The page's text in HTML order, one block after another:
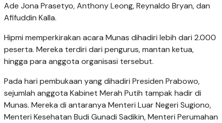
Ade Jona Prasetyo, Anthony Leong, Reynaldo Bryan, dan
Afifuddin Kalla.
Hipmi memperkirakan acara Munas dihadiri lebih dari 2.000
peserta. Mereka terdiri dari pengurus, mantan ketua,
hingga para anggota organisasi tersebut.
Pada hari pembukaan yang dihadiri Presiden Prabowo,
sejumlah anggota Kabinet Merah Putih tampak hadir di
Munas. Mereka di antaranya Menteri Luar Negeri Sugiono,
Menteri Kesehatan Budi Gunadi Sadikin, Menteri Perumahan